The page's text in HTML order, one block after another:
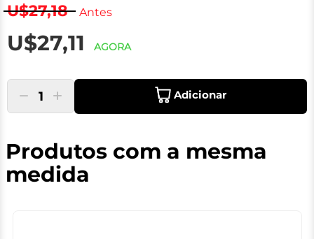
U$27,18 Antes
U$27,11 AGORA
1 Adicionar
Produtos com a mesma
medida